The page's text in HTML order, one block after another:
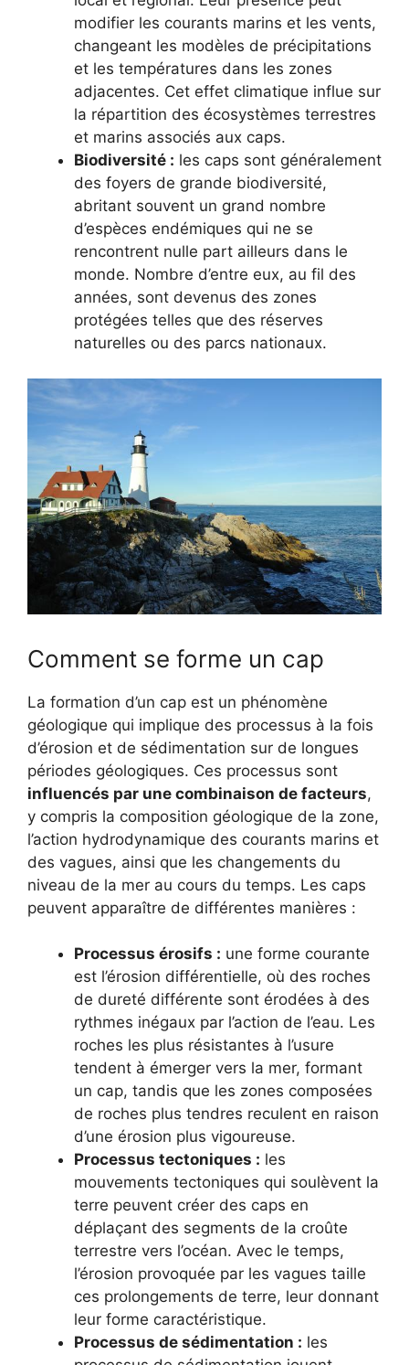
modifier les courants marins et les vents,
changeant les modèles de précipitations
et les températures dans les zones
adjacentes. Cet effet climatique influe sur
la répartition des écosystèmes terrestres
et marins associés aux caps.
Biodiversité : les caps sont généralement
des foyers de grande biodiversité,
abritant souvent un grand nombre
d’espèces endémiques qui ne se
rencontrent nulle part ailleurs dans le
monde. Nombre d’entre eux, au fil des
années, sont devenus des zones
protégées telles que des réserves
naturelles ou des parcs nationaux.
Comment se forme un cap
La formation d’un cap est un phénomène
géologique qui implique des processus à la fois
d’érosion et de sédimentation sur de longues
périodes géologiques. Ces processus sont
influencés par une combinaison de facteurs,
y compris la composition géologique de la zone,
l’action hydrodynamique des courants marins et
des vagues, ainsi que les changements du
niveau de la mer au cours du temps. Les caps
peuvent apparaître de différentes manières :
Processus érosifs : une forme courante
est l’érosion différentielle, où des roches
de dureté différente sont érodées à des
rythmes inégaux par l’action de l’eau. Les
roches les plus résistantes à l’usure
tendent à émerger vers la mer, formant
un cap, tandis que les zones composées
de roches plus tendres reculent en raison
d’une érosion plus vigoureuse.
Processus tectoniques : les
mouvements tectoniques qui soulèvent la
terre peuvent créer des caps en
déplaçant des segments de la croûte
terrestre vers l’océan. Avec le temps,
l’érosion provoquée par les vagues taille
ces prolongements de terre, leur donnant
leur forme caractéristique.
Processus de sédimentation : les